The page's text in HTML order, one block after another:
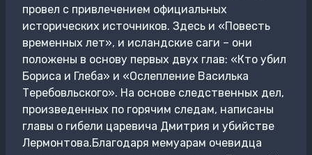
провел с привлечением официальных
исторических источников. Здесь и «Повесть
временных лет», и исландские саги – они
положены в основу первых двух глав: «Кто убил
Бориса и Глеба» и «Ослепление Василька
Теребовльского». На основе следственных дел,
произведенных по горячим следам, написаны
главы о гибели царевича Дмитрия и убийстве
Лермонтова.Благодаря мемуарам очевидца